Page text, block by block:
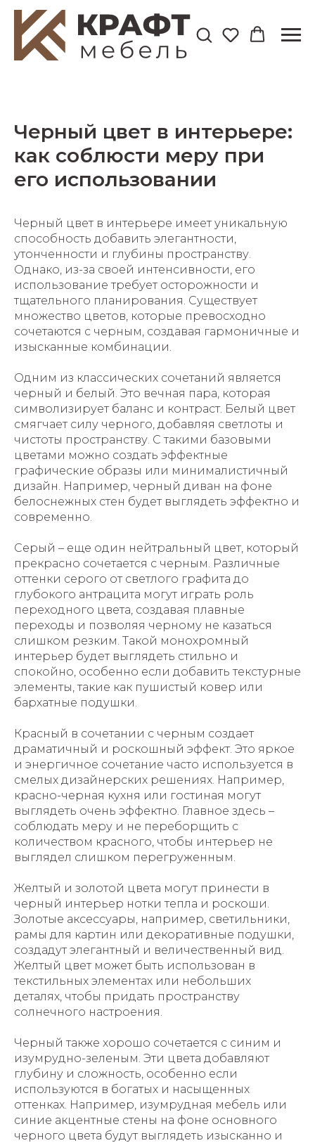
Черный цвет в интерьере:
как соблюсти меру при
его использовании
Черный цвет в интерьере имеет уникальную
способность добавить элегантности,
утонченности и глубины пространству.
Однако, из-за своей интенсивности, его
использование требует осторожности и
тщательного планирования. Существует
множество цветов, которые превосходно
сочетаются с черным, создавая гармоничные и
изысканные комбинации.
Одним из классических сочетаний является
черный и белый. Это вечная пара, которая
символизирует баланс и контраст. Белый цвет
смягчает силу черного, добавляя светлоты и
чистоты пространству. С такими базовыми
цветами можно создать эффектные
графические образы или минималистичный
дизайн. Например, черный диван на фоне
белоснежных стен будет выглядеть эффектно и
современно.
Серый – еще один нейтральный цвет, который
прекрасно сочетается с черным. Различные
оттенки серого от светлого графита до
глубокого антрацита могут играть роль
переходного цвета, создавая плавные
переходы и позволяя черному не казаться
слишком резким. Такой монохромный
интерьер будет выглядеть стильно и
спокойно, особенно если добавить текстурные
элементы, такие как пушистый ковер или
бархатные подушки.
Красный в сочетании с черным создает
драматичный и роскошный эффект. Это яркое
и энергичное сочетание часто используется в
смелых дизайнерских решениях. Например,
красно-черная кухня или гостиная могут
выглядеть очень эффектно. Главное здесь –
соблюдать меру и не переборщить с
количеством красного, чтобы интерьер не
выглядел слишком перегруженным.
Желтый и золотой цвета могут принести в
черный интерьер нотки тепла и роскоши.
Золотые аксессуары, например, светильники,
рамы для картин или декоративные подушки,
создадут элегантный и величественный вид.
Желтый цвет может быть использован в
текстильных элементах или небольших
деталях, чтобы придать пространству
солнечного настроения.
Черный также хорошо сочетается с синим и
изумрудно-зеленым. Эти цвета добавляют
глубину и сложность, особенно если
используются в богатых и насыщенных
оттенках. Например, изумрудная мебель или
синие акцентные стены на фоне основного
черного цвета будут выглядеть изысканно и